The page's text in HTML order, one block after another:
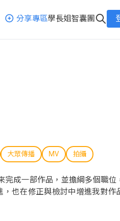
分享專區學長姐智囊團
大眾傳播 MV 拍攝
完成一部作品，並擔綱多個職位
也在修正與檢討中增進我對作